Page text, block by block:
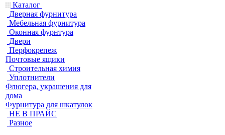
Каталог
Дверная фурнитура
Мебельная фурнитура
Оконная фурнтура
Двери
Перфокрепеж
Почтовые ящики
Строительная химия
Уплотнители
Флюгера, украшения для
дома
Фурнитура для шкатулок
НЕ В ПРАЙС
Разное